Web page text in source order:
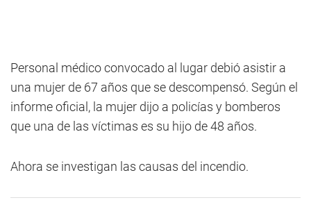
Personal médico convocado al lugar debió asistir a
una mujer de 67 años que se descompensó. Según el
informe oficial, la mujer dijo a policías y bomberos
que una de las víctimas es su hijo de 48 años.
Ahora se investigan las causas del incendio.